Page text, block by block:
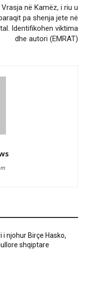
Vrasja në Kamëz, i riu u
pa shenja jete në
Identifikohen viktima
dhe autori (EMRAT)
i njohur Birçe Hasko,
shqiptare